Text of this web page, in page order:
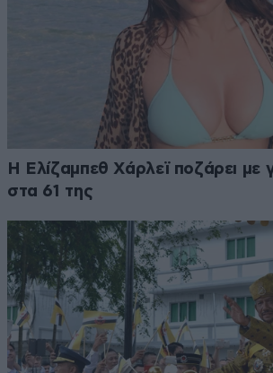
Η Ελίζαμπεθ Χάρλεϊ ποζάρει με
στα 61 της